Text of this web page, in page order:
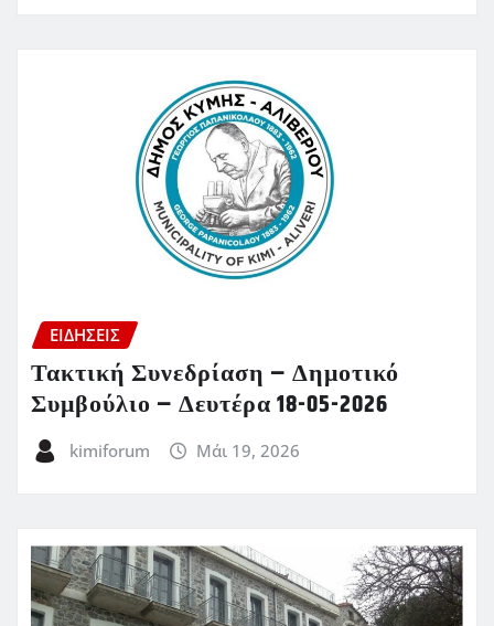
ΕΙΔΗΣΕΙΣ
Τακτική Συνεδρίαση – Δημοτικό
Συμβούλιο – Δευτέρα 18-05-2026
kimiforum Μάι 19, 2026